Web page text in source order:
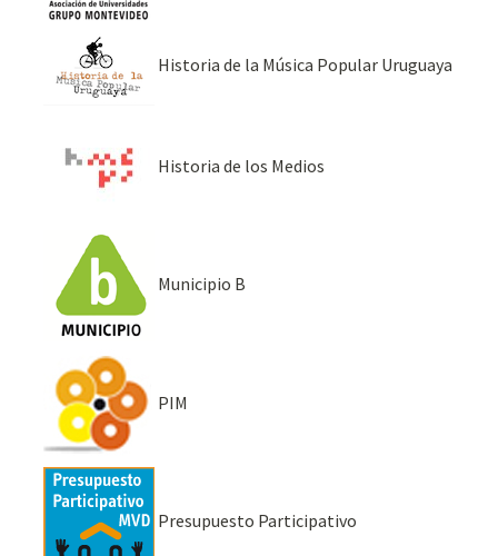
Historia de la Música Popular Uruguaya
Historia de los Medios
Municipio B
PIM
Presupuesto Participativo